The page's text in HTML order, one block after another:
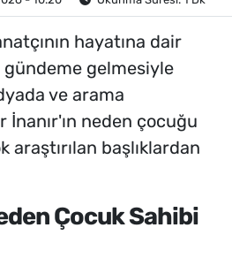
hayatına dair
gündeme gelmesiyle
ve arama
İnanır'ın neden çocuğu
araştırılan başlıklardan
Çocuk Sahibi